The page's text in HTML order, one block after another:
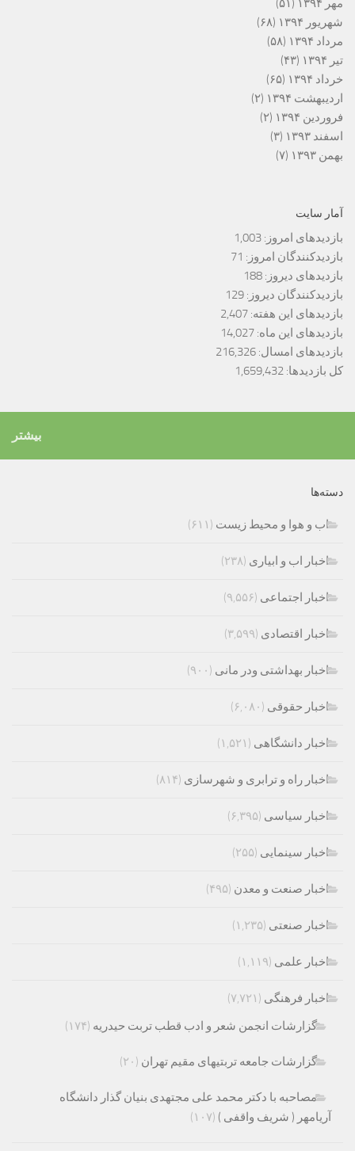
مهر ۱۳۹۴
(۵۱)
شهریور ۱۳۹۴
(۶۸)
مرداد ۱۳۹۴
(۵۸)
تیر ۱۳۹۴
(۴۳)
خرداد ۱۳۹۴
(۶۵)
اردیبهشت ۱۳۹۴
(۲)
فروردین ۱۳۹۴
(۲)
اسفند ۱۳۹۳
(۳)
بهمن ۱۳۹۳
(۷)
آمار سایت
بازدیدهای امروز: 1,003
بازدیدکنندگان امروز: 71
بازدیدهای دیروز: 188
بازدیدکنندگان دیروز: 129
بازدیدهای این هفته: 2,407
بازدیدهای این ماه: 14,027
بازدیدهای امسال: 216,326
کل بازدیدها: 1,659,432
بیشتر
دسته‌ها
اب و هوا و محیط زیست (۶۱۱)
اخبار اب و ابیاری (۲۳۸)
اخبار اجتماعی (۹,۵۵۶)
اخبار اقتصادی (۳,۵۹۹)
اخبار بهداشتی ودر مانی (۹۰۰)
اخبار حقوقی (۶,۰۸۰)
اخبار دانشگاهی (۱,۵۲۱)
اخبار راه و ترابری و شهرسازی (۸۱۴)
اخبار سیاسی (۶,۳۹۵)
اخبار سینمایی (۲۵۵)
اخبار صنعت و معدن (۴۹۵)
اخبار صنعتی (۱,۲۳۵)
اخبار علمی (۱,۱۱۹)
اخبار فرهنگی (۷,۷۲۱)
گزارشات انجمن شعر و ادب قطب تربت حیدریه (۱۷۴)
گزارشات جامعه تربتیهای مقیم تهران (۲۰)
مصاحبه با دکتر محمد علی مجتهدی بنیان گذار دانشگاه
آریامهر ( شریف واقفی ) (۱۰۷)